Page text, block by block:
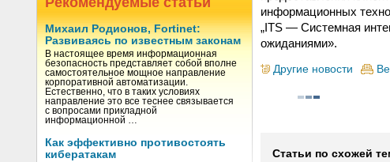
Михаил Родионов, Fortinet:
Развиваясь по известным законам
В настоящее время информационная
безопасность представляет собой вполне
самостоятельное мощное направление
корпоративной автоматизации.
Естественно, что в таких условиях
направление это все теснее связывается
с вопросами прикладной
информационной …
Как эффективно противостоять
кибератакам
информационных
„ITS — Системная
ожиданиями».
Другие новости
Статьи по схожей